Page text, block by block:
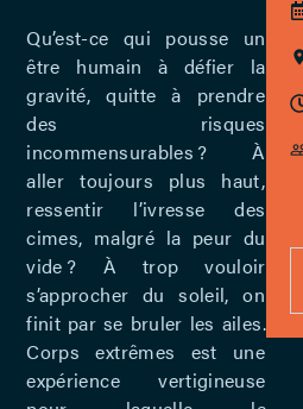
Qu’est-ce qui pousse un
être humain à défier la
gravité, quitte à prendre
des risques
incommensurables ? À
aller toujours plus haut,
ressentir l’ivresse des
cimes, malgré la peur du
vide ? À trop vouloir
s’approcher du soleil, on
finit par se bruler les ailes.
Corps extrêmes est une
expérience vertigineuse